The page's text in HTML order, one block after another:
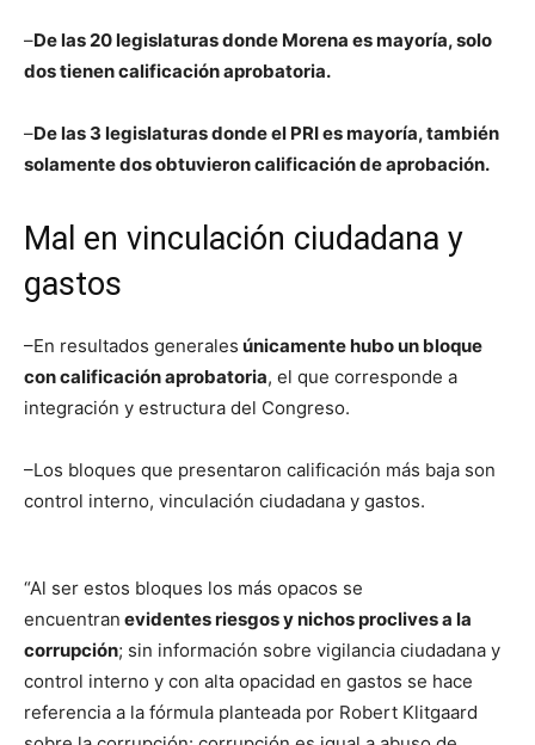
–De las 20 legislaturas donde Morena es mayoría, solo
dos tienen calificación aprobatoria.
–De las 3 legislaturas donde el PRI es mayoría, también
solamente dos obtuvieron calificación de aprobación.
Mal en vinculación ciudadana y
gastos
–En resultados generales únicamente hubo un bloque
con calificación aprobatoria, el que corresponde a
integración y estructura del Congreso.
–Los bloques que presentaron calificación más baja son
control interno, vinculación ciudadana y gastos.
“Al ser estos bloques los más opacos se
encuentran evidentes riesgos y nichos proclives a la
corrupción; sin información sobre vigilancia ciudadana y
control interno y con alta opacidad en gastos se hace
referencia a la fórmula planteada por Robert Klitgaard